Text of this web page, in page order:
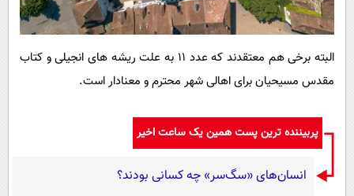
البته برخی هم معتقدند که عدد 11 به علت ریشه های انجیلی و کتاب
مقدس مسیحیان برای اهالی شهر محترم و معنادار است.
پربیننده ترین پست همین یک ساعت اخیر
انسان‌های «سگ‌سر» چه کسانی بودند؟